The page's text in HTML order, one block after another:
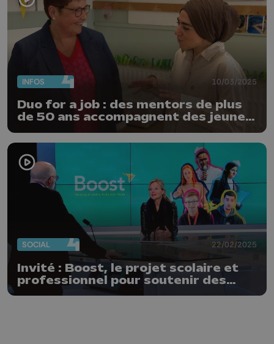
INFOS 10/03/2025
Duo for a job : des mentors de plus
de 50 ans accompagnent des jeunes
SOCIAL 22/02/2025
Invité : Boost, le projet scolaire et
professionnel pour soutenir des
jeunes de milieux fragilisés